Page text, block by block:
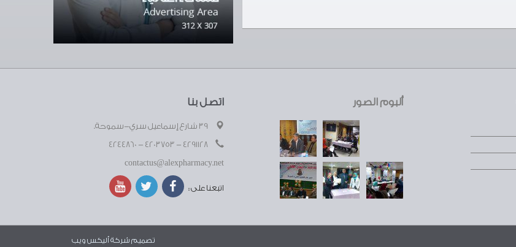
ألبوم الصور اتصل بنا
contactus@alexpharmacy.net
اتبعنا على :
تصميم شركةأليكس ويب